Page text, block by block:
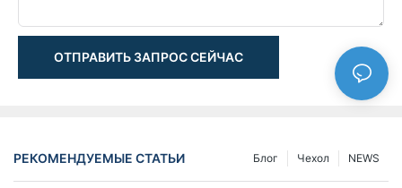
ОТПРАВИТЬ ЗАПРОС СЕЙЧАС
РЕКОМЕНДУЕМЫЕ СТАТЬИ NEWS
Чехол
Блог